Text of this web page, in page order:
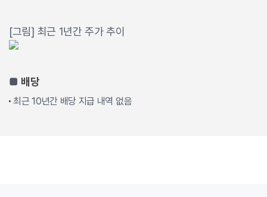
[그림] 최근 1년간 주가 추이
■ 배당
최근 10년간 배당 지급 내역 없음